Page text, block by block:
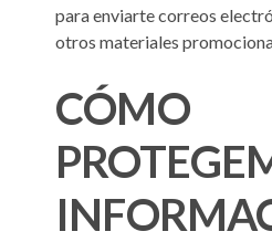
para enviarte correos
otros materiales
CÓMO